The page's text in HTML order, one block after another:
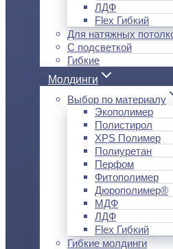
ЛДФ
Flex Гибкий
Для натяжных
С подсветкой
Гибкие
Молдинги
Выбор по материалу
Экополимер
Полистирол
XPS Полимер
Полиуретан
Перфом
Фитополимер
Дюрополимер®
МДФ
ЛДФ
Flex Гибкий
Гибкие молдинги